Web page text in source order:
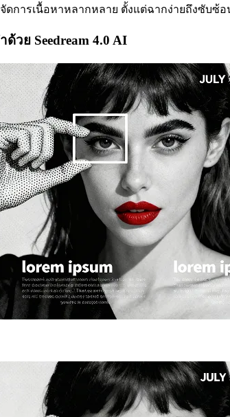
จัดการเนื้อหาหลากหลาย ตั้งแต่ฉากง่ายถึงซับ
วย Seedream 4.0 AI